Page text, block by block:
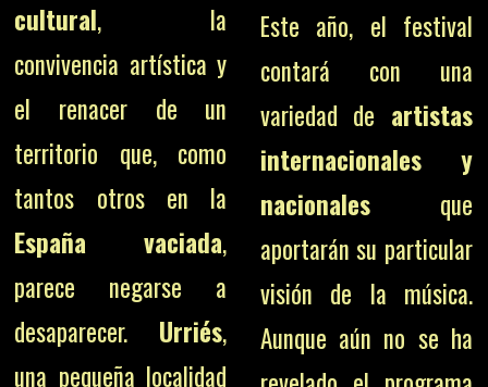
cultural, la
convivencia artística y
el renacer de un
territorio que, como
tantos otros en la
España vaciada,
parece negarse a
desaparecer. Urriés,
una pequeña localidad
Este año, el festival
contará con una
variedad de artistas
internacionales y
nacionalesque
aportarán su particular
visión de la música.
Aunque aún no se ha